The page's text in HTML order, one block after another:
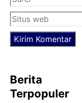
Berita
Terpopuler